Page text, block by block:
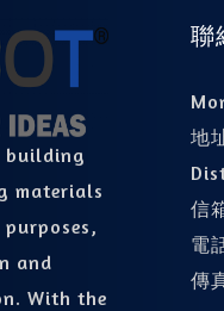
building
materials
and
With the
聯
地
信
電
傳